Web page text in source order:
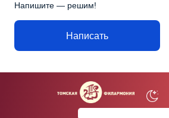
Напишите — решим!
Написать